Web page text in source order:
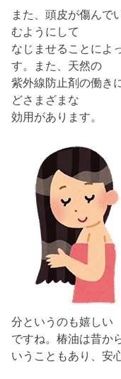
また、頭皮が傷んで
むようにして
なじませることによ
す。また、天然の
紫外線防止剤の働き
どさまざまな
効用があります。
分というのも嬉しい
ですね。椿油は昔か
いうこともあり、安